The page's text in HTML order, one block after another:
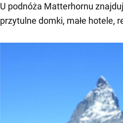
U podnóża Matterhornu
przytulne domki, małe hotele,